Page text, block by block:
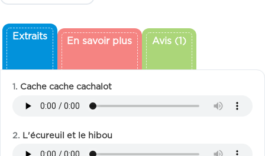
Extraits En savoir plus Avis (1)
Cache cache cachalot
L'écureuil et le hibou